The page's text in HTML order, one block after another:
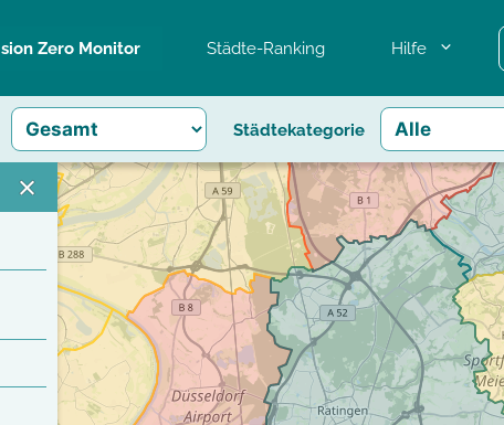
Zero Monitor Städte-Ranking Hilfe
Städtekategorie